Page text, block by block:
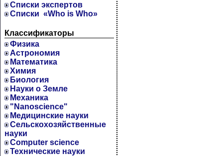
Cписки экспертов
Списки «Who is Who»
Классификаторы
Физика
Астрономия
Математика
Химия
Биология
Науки о Земле
Механика
"Nanoscience"
Медицинские науки
Сельскохозяйственные
науки
Computer science
Технические науки